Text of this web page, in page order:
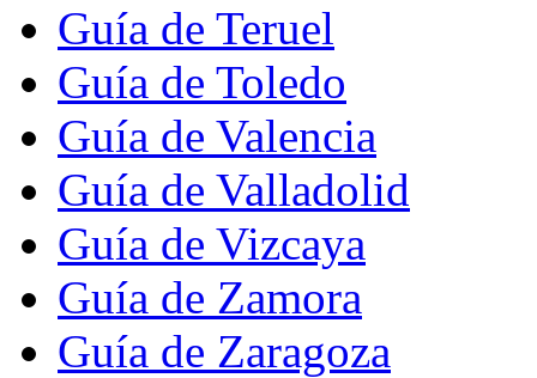
Guía de Teruel
Guía de Toledo
Guía de Valencia
Guía de Valladolid
Guía de Vizcaya
Guía de Zamora
Guía de Zaragoza